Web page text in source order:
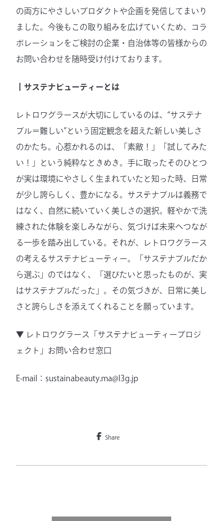
の両方にやさしいプロダクトや企画を発信してまいり
ました。今後もこの取り組みを広げていくため、コラ
ボレーションをご検討の企業・自治体等の皆様からの
お問い合わせを随時受け付けております。
┃サステナビューティーとは
レトロワグラースが大切にしているのは、“サステナ
ブル＝難しい”という固定観念を超えた新しい美しさ
のかたち。心惹かれるのは、「素敵！」「試してみた
い！」という純粋なときめき。手に取ったそのひとつ
が実は環境にやさしく生まれていたと知った時、日常
が少し誇らしく、豊かになる。サステナブルは義務で
はなく、自然に続いていく美しさの選択。軽やかで洗
練された体験を楽しみながら、気づけば未来へつなが
る一歩を踏み出している。それが、レトロワグラース
の考えるサステナビューティー。「サステナブルだか
ら選ぶ」のではなく、「選びたいと思ったものが、実
はサステナブルだった」。その気づきが、日常に美し
さと誇らしさを添えてくれることを願っています。
▼ レトロワグラース「サステナビューティープロジ
ェクト」お問い合わせ窓口
E-mail：sustainabeauty.ma@l3g.jp
Share